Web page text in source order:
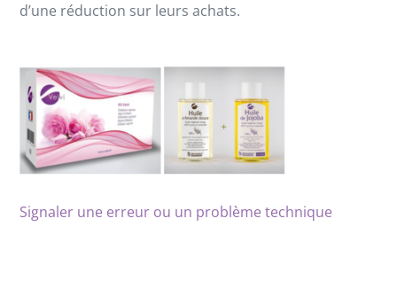
d’une réduction sur leurs achats.
Signaler une erreur ou un problème technique